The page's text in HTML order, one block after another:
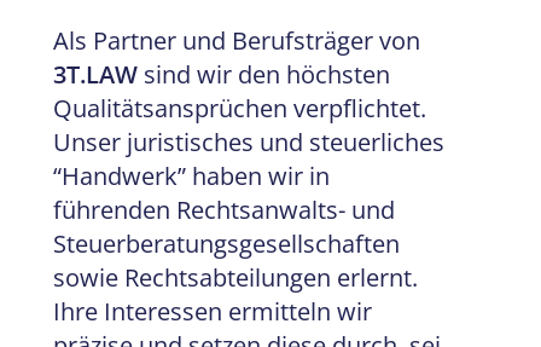
Als Partner und Berufsträger von
3T.LAWsind wir den höchsten
Qualitätsansprüchen verpflichtet.
Unser juristisches und steuerliches
“Handwerk” haben wir in
führenden Rechtsanwalts- und
Steuerberatungsgesellschaften
sowie Rechtsabteilungen erlernt.
Ihre Interessen ermitteln wir